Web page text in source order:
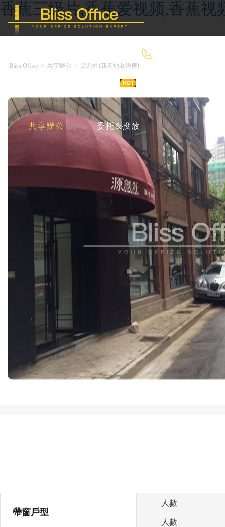
香蕉三级片,香蕉爱视频,香蕉视
共享辦公 委托&投放
Bliss Office > 共享辦公 > 源創社(新天地老洋房)
帶窗戶型
人數
人數